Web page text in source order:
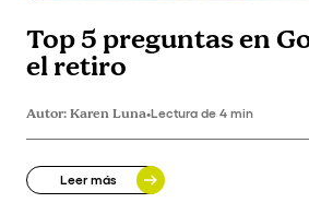
Top 5 preguntas en
el retiro
Autor:Karen Luna•Lectura de 4 min
Leer más